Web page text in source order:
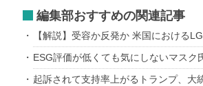
編集部おすすめの関連記事
【解説】受容か反発か 米国における
ESG評価が低くても気にしないマスク
起訴されて支持率上がるトランプ、大